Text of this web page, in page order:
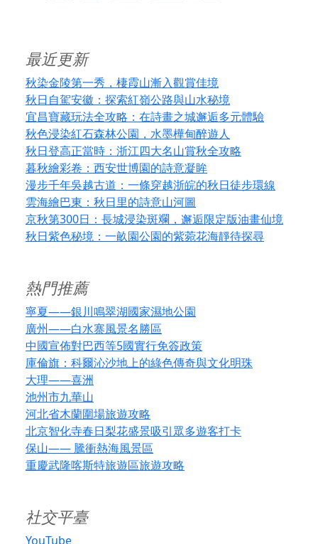
最近更新
秋染金陵第一秀，棲霞山漸入觀賞佳境
秋日自駕安徽：探索紅嶺公路與山水秘境
宜昌寶藏玩法全攻略：在詩畫之城邂逅多元體驗
秋色浸染紅石森林公園，水墨樺甸醉遊人
秋日登高正當時：浙江四大名山賞秋全攻略
暮秋繪彩卷：西安世博園的詩意凝眸
漫步千年吳越古道：一條穿越浙皖的秋日徒步環線
雲海繪巴東：秋日里的詩意山河圖
京秋第300日：長城浸染斑斕，邂逅限定版油畫仙境
秋日紫色秘境：一畝園公園的紫菀花海靜待探尋
熱門推薦
寧夏——銀川鳴翠湖國家濕地公園
廣州——白水寨風景名勝區
中國宣佈對巴西等5國實行免簽政策
庫倫旗：科爾沁沙地上的綠色傳奇與文化明珠
大理——喜洲
池州市九華山
河北省木蘭圍場旅遊攻略
北京智化寺春日梨花盛景吸引眾多遊客打卡
保山—— 騰衝熱海風景區
重慶武隆喀斯特旅遊區旅遊攻略
社交平臺
YouTube